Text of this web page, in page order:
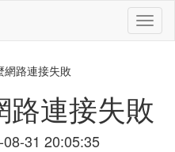
切
換
網路連接失敗
路連接失敗
31 20:05:35